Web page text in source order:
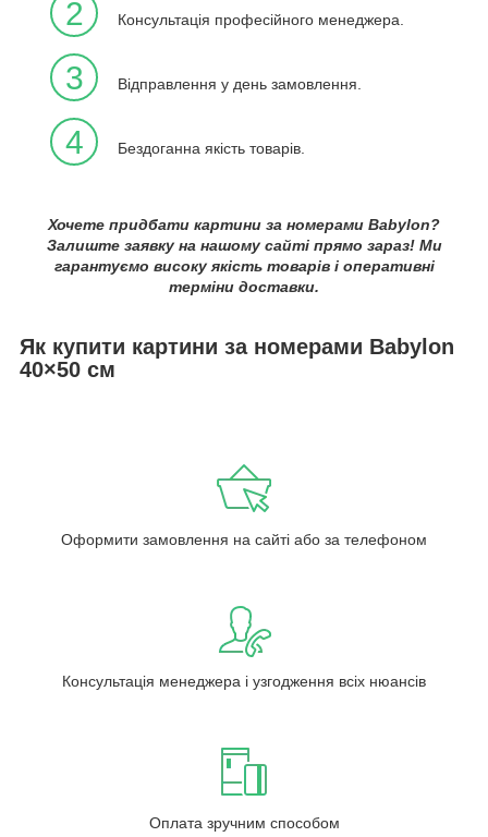
2 Консультація професійного менеджера.
3 Відправлення у день замовлення.
4 Бездоганна якість товарів.
Хочете придбати картини за номерами Babylon?
Залиште заявку на нашому сайті прямо зараз! Ми
гарантуємо високу якість товарів і оперативні
терміни доставки.
Як купити картини за номерами Babylon
40×50 см
Оформити замовлення на сайті або за телефоном
Консультація менеджера і узгодження всіх нюансів
Оплата зручним способом